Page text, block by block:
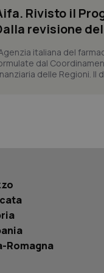
Rivisto il
revisione
italiana del
dal
delle Regioni. Il
Romagna
PHPSESSID